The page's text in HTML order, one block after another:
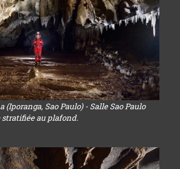
(Iporanga, Sao Paulo) - Salle Sao Paulo
stratifiée au plafond.